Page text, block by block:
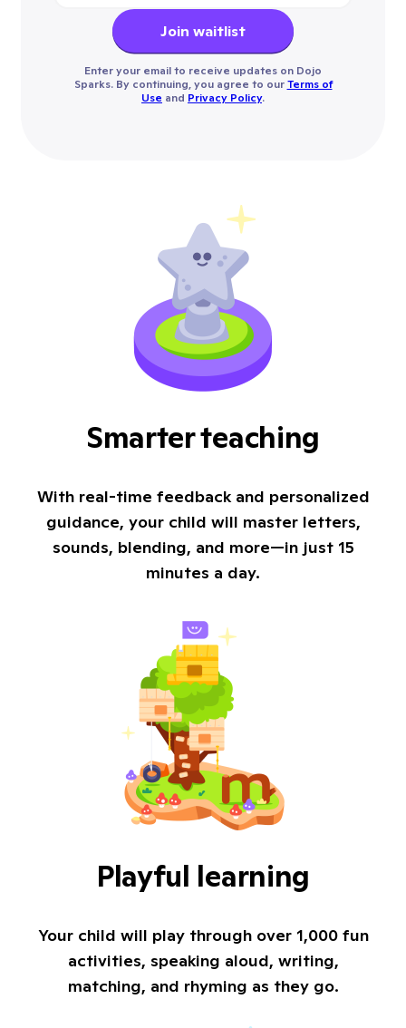
Join waitlist
Enter your email to receive updates on Dojo
Sparks. By continuing, you agree to our Terms of
Use and Privacy Policy.
Smarter teaching
With real-time feedback and personalized
guidance, your child will master letters,
sounds, blending, and more—in just 15
minutes a day.
Playful learning
Your child will play through over 1,000 fun
activities, speaking aloud, writing,
matching, and rhyming as they go.